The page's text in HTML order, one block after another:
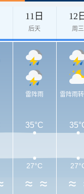
11日
后天
12
周三
雷阵雨 雷阵雨
35°C
27°C